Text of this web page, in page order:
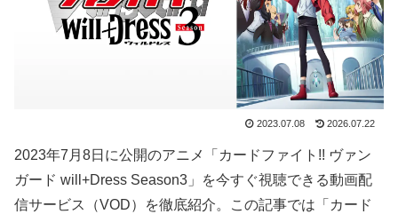
2023.07.08 2026.07.22
2023年7月8日に公開のアニメ「カードファイト!! ヴァン
ガード will+Dress Season3」を今すぐ視聴できる動画配
信サービス（VOD）を徹底紹介。この記事では「カード